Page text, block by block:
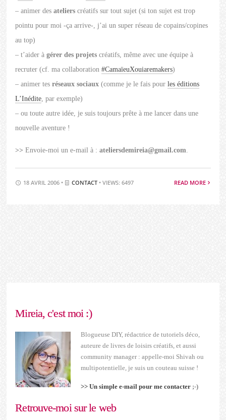
– animer desateliers créatifs sur tout sujet (si ton sujet est trop
pointu pour moi -ça arrive-, j’ai un super réseau de copains/copines
au top)
– t’aider àgérer des projets créatifs, même avec une équipe à
recruter (cf. ma collaboration#CamaïeuXouiaremakers)
– animer tesréseaux sociaux (comme je le fais pourles éditions
L’Inédite, par exemple)
– ou toute autre idée, je suis toujours prête à me lancer dans une
nouvelle aventure !
>> Envoie-moi un e-mail à :ateliersdemireia@gmail.com.
18 AVRIL 2006 • CONTACT • VIEWS: 6497 READ MORE
Mireia, c'est moi :)
Blogueuse DIY, rédactrice de tutoriels déco,
auteure de livres de loisirs créatifs, et aussi
community manager : appelle-moi Shivah ou
multipotentielle, je suis un couteau suisse !
>> Un simple e-mail pour me contacter ;-)
Retrouve-moi sur le web